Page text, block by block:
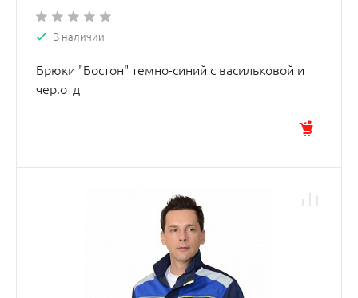
В наличии
Брюки "Бостон" темно-синий с васильковой и
чер.отд